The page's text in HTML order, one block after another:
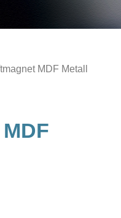
MDF Metall